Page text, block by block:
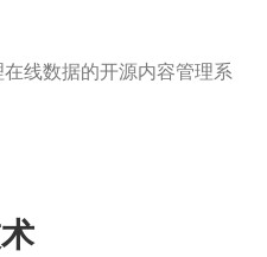
线数据的开源内容管理系